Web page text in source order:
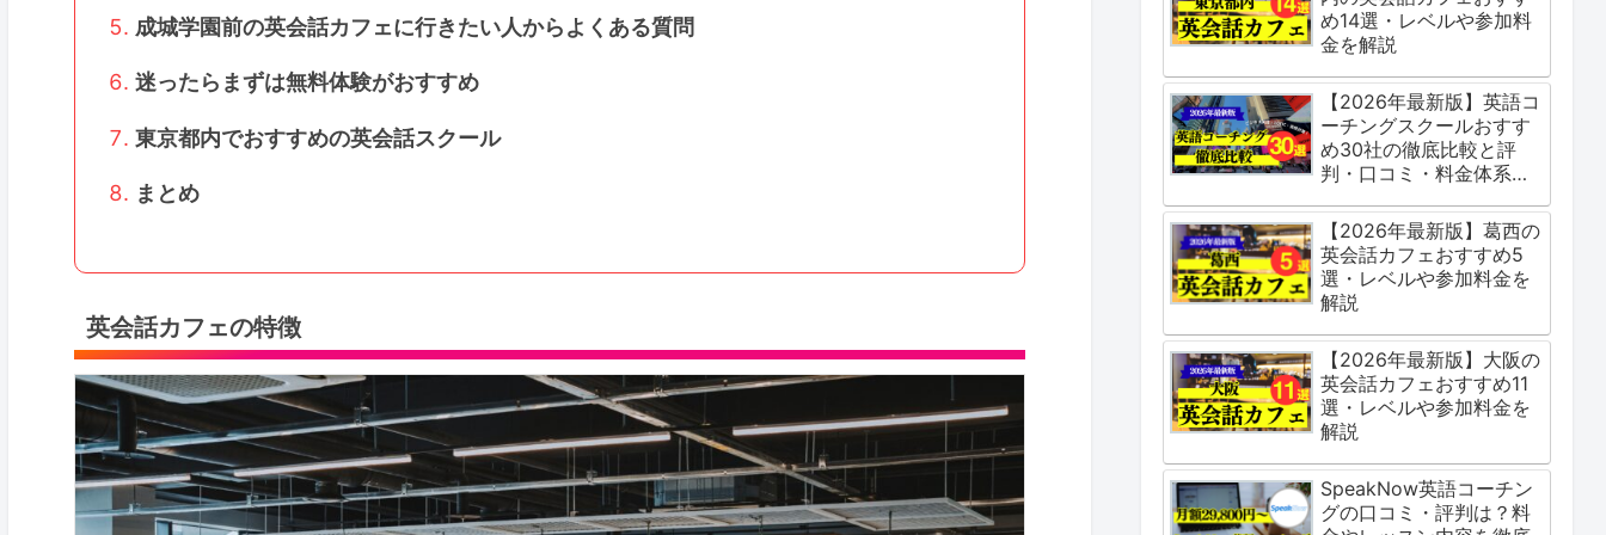
成城学園前の英会話カフェに行きたい人からよくある質問
迷ったらまずは無料体験がおすすめ
東京都内でおすすめの英会話スクール
まとめ
英会話カフェの特徴
め14選・レベルや参加料
金を解説
【2026年最新版】英語コ
ーチングスクールおすす
め30社の徹底比較と評
判・口コミ・料金体系を
【2026年最新版】葛西の
英会話カフェおすすめ5
選・レベルや参加料金を
解説
【2026年最新版】大阪の
英会話カフェおすすめ11
選・レベルや参加料金を
解説
SpeakNow英語コーチン
グの口コミ・評判は？料